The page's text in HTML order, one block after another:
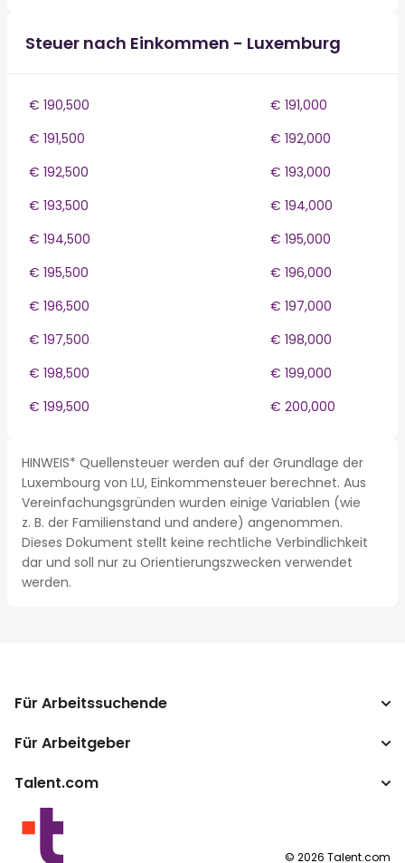
Steuer nach Einkommen - Luxemburg
€ 190,500
€ 191,000
€ 191,500
€ 192,000
€ 192,500
€ 193,000
€ 193,500
€ 194,000
€ 194,500
€ 195,000
€ 195,500
€ 196,000
€ 196,500
€ 197,000
€ 197,500
€ 198,000
€ 198,500
€ 199,000
€ 199,500
€ 200,000
HINWEIS* Quellensteuer werden auf der Grundlage der
Luxembourg von LU, Einkommensteuer berechnet. Aus
Vereinfachungsgründen wurden einige Variablen (wie
z. B. der Familienstand und andere) angenommen.
Dieses Dokument stellt keine rechtliche Verbindlichkeit
dar und soll nur zu Orientierungszwecken verwendet
werden.
Für Arbeitssuchende
Jobs suchen
Gehaltsumrechner
Für Arbeitgeber
Unternehmen
Publisher Programm
Talent.com
Mehr Länder
Nutzungsbedingungen
© 2026 Talent.com